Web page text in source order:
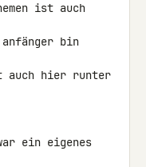
ist auch
bin
auch hier runter
ein eigenes